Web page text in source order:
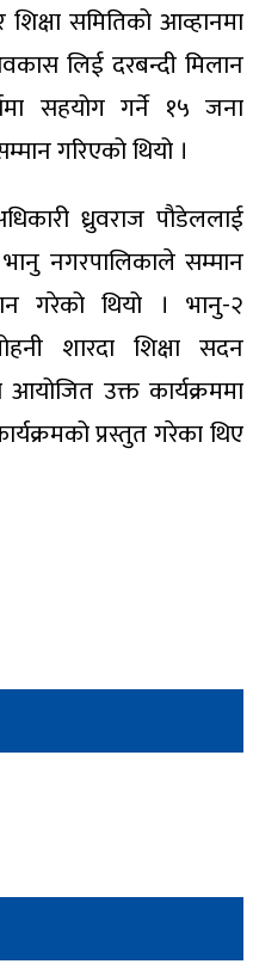
समितिको आव्हानमा
लिई दरबन्दी मिलान
सहयोग गर्ने १५ जना
गरिएको थियो ।
ध्रुवराज पौडेललाई
नगरपालिकाले सम्मान
गरेको थियो । भानु-२
शारदा शिक्षा सदन
आयोजित उक्त कार्यक्रममा
प्रस्तुत गरेका थिए